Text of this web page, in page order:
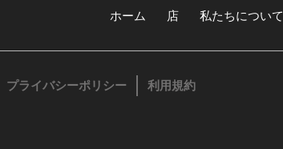
ホーム 店 私たちについて
プライバシーポリシー 利用規約